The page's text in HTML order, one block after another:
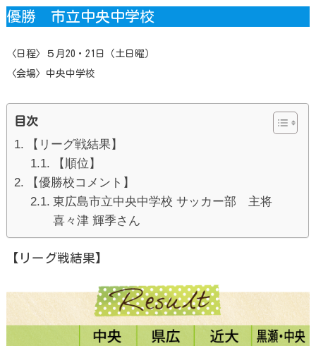
優勝 市立中央中学校
〈日程〉５月20・21日（土日曜）
〈会場〉中央中学校
目次
【リーグ戦結果】
【順位】
【優勝校コメント】
東広島市立中央中学校 サッカー部 主将
喜々津 輝季さん
【リーグ戦結果】